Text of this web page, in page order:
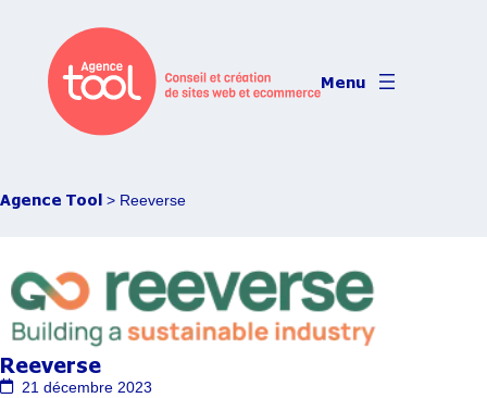
Agence Tool > Reeverse
Reeverse
21 décembre 2023